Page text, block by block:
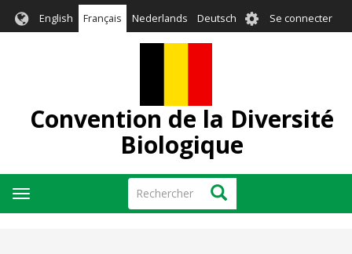
English Français Nederlands Deutsch User
account
Se connecter
Convention de la Diversité
Biologique
Rechercher Rechercher
Toggle
navigation